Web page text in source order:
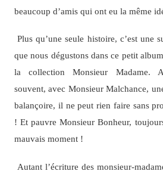
beaucoup d’amis qui ont eu la même
Plus qu’une seule histoire, c’est une
que nous dégustons dans ce petit
la collection Monsieur Madame.
souvent, avec Monsieur Malchance,
balançoire, il ne peut rien faire sans
! Et pauvre Monsieur Bonheur,
mauvais moment !
Autant l’écriture des monsieur-